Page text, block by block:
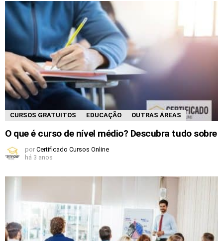
CURSOS GRATUITOS EDUCAÇÃO OUTRAS ÁREAS
O que é curso de nível médio? Descubra tudo sobre
por Certificado Cursos Online
há 3 anos